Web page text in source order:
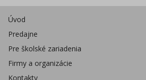
Úvod
Predajne
Pre školské zariadenia
Firmy a organizácie
Kontakty